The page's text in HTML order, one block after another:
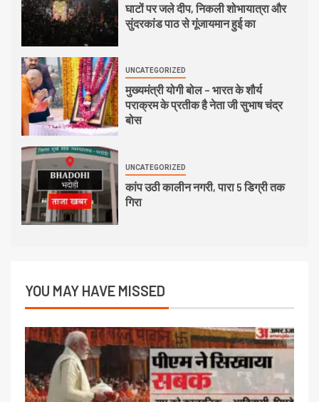
घाटों पर जले दीप, निकली शोभायात्रा और
सुंदरकांड पाठ से गूंजायमान हुई का
UNCATEGORIZED
मुख्यमंत्री योगी बोल – भारत के शौर्य
पराक्रम के प्रतीक है नेता जी सुभाष चंद्र
बोस
UNCATEGORIZED
कांप उठी कालीन नगरी, पारा 5 डिग्री तक
गिरा
YOU MAY HAVE MISSED